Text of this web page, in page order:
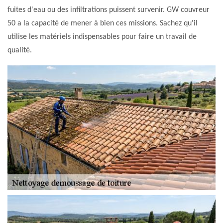
fuites d'eau ou des infiltrations puissent survenir. GW couvreur
50 a la capacité de mener à bien ces missions. Sachez qu'il
utilise les matériels indispensables pour faire un travail de
qualité.